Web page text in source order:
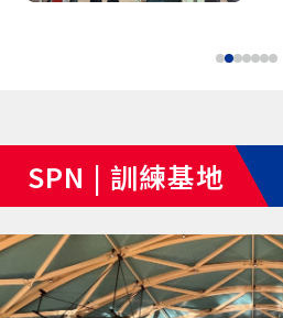
跨越百年的生物觀測！科博館
壽68歲
SPN | 訓練基地